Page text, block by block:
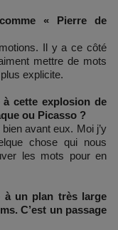
« Pierre de
Il y a ce côté
mettre de mots
explicite.
cette explosion de
ou Picasso ?
avant eux. Moi j’y
chose qui nous
les mots pour en
à un plan très large
C’est un passage